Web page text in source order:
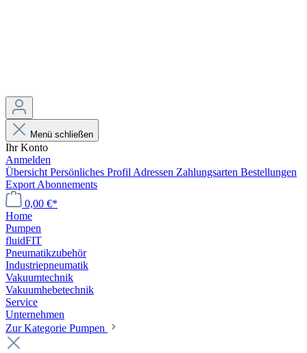
Menü schließen
Ihr Konto
Anmelden
Übersicht Persönliches Profil Adressen Zahlungsarten Bestellungen
Export Abonnements
0,00 €*
Home
Pumpen
fluidFIT
Pneumatikzubehör
Industriepneumatik
Vakuumtechnik
Vakuumhebetechnik
Service
Unternehmen
Zur Kategorie Pumpen